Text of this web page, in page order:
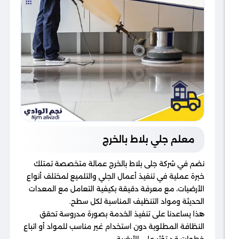
معلم جلي بلاط بالخرج
نضم في شركة جلى بلاط بالخرج عمالة متخصصة تمتلك
خبرة عملية في تنفيذ أعمال الجلي والتلميع لمختلف أنواع
الأرضيات، مع معرفة دقيقة بكيفية التعامل مع المعدات
الحديثة ومواد التنظيف المناسبة لكل سطح.
هذا يساعدنا على تنفيذ الخدمة بصورة مدروسة تحقق
النظافة المطلوبة دون استخدام غير مناسب للمواد أو اتباع